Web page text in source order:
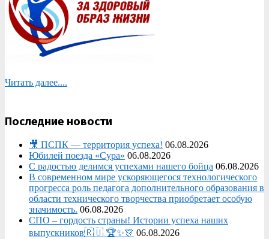
Читать далее....
Последние новости
🎥 ПСПК — территория успеха! 06.08.2026
Юбилей поезда «Сура» 06.08.2026
С радостью делимся успехами нашего бойца 06.08.2026
В современном мире ускоряющегося технологического
прогресса роль педагога дополнительного образования в
области технического творчества приобретает особую
значимость. 06.08.2026
СПО – гордость страны! Истории успеха наших
выпускников🇷🇺 🏆✨🎊 06.08.2026